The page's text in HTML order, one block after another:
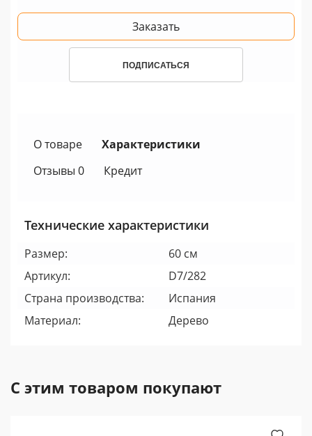
Заказать
ПОДПИСАТЬСЯ
О товаре
Характеристики
Отзывы 0
Кредит
Технические характеристики
Размер:
60 см
Артикул:
D7/282
Страна производства:
Испания
Материал:
Дерево
С этим товаром покупают